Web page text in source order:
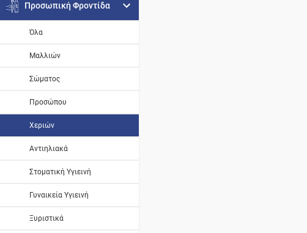
Προσωπική Φροντίδα
Όλα
Μαλλιών
Σώματος
Προσώπου
Χεριών
Αντιηλιακά
Στοματική Υγιεινή
Γυναικεία Υγιεινή
Ξυριστικά